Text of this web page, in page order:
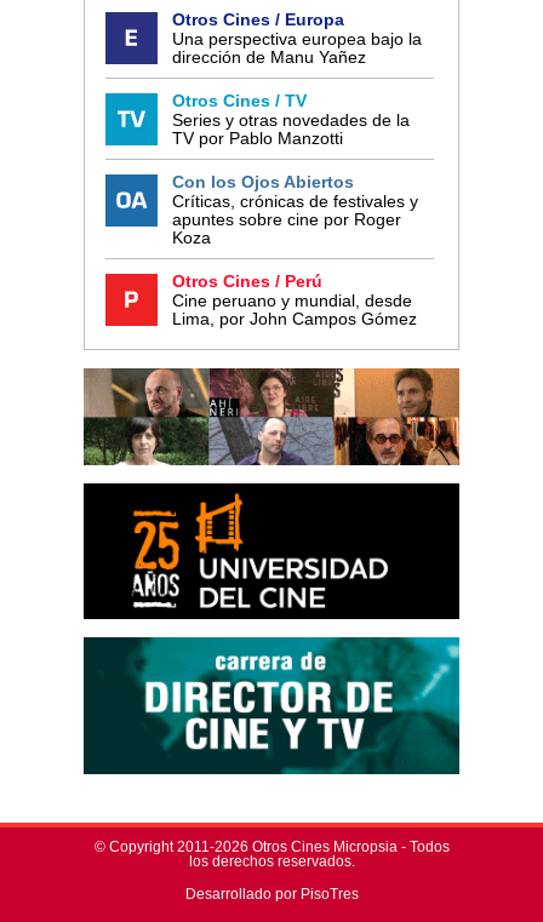
Otros Cines / Europa
Una perspectiva europea bajo la
dirección de Manu Yañez
Otros Cines / TV
Series y otras novedades de la
TV por Pablo Manzotti
Con los Ojos Abiertos
Críticas, crónicas de festivales y
apuntes sobre cine por Roger
Koza
Otros Cines / Perú
Cine peruano y mundial, desde
Lima, por John Campos Gómez
© Copyright 2011-2026 Otros Cines Micropsia - Todos
los derechos reservados.
Desarrollado por PisoTres